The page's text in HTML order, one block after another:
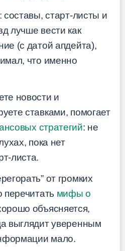
составы, старт-листы и
лучше вести как
(с датой апдейта),
что именно
новости и
ставками, помогает
стратегий: не
пока нет
листа.
от громких
перечитать мифы о
объясняется,
выглядит уверенным
мало.